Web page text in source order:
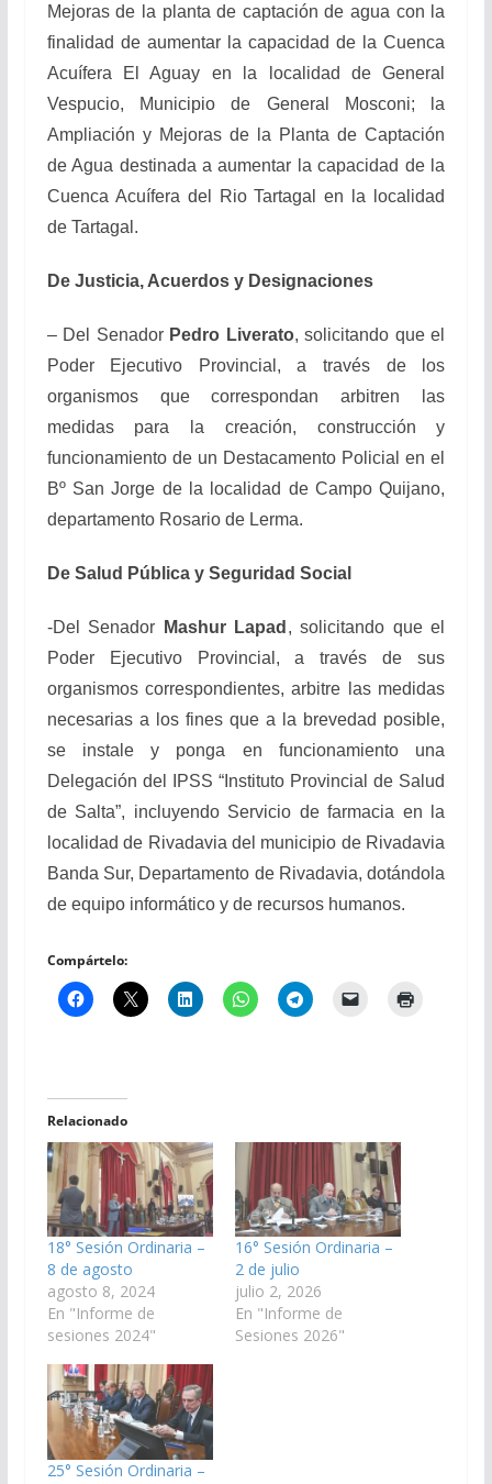
Mejoras de la planta de captación de agua con la
finalidad de aumentar la capacidad de la Cuenca
Acuífera El Aguay en la localidad de General
Vespucio, Municipio de General Mosconi; la
Ampliación y Mejoras de la Planta de Captación
de Agua destinada a aumentar la capacidad de la
Cuenca Acuífera del Rio Tartagal en la localidad
de Tartagal.
De Justicia, Acuerdos y Designaciones
– Del Senador Pedro Liverato, solicitando que el
Poder Ejecutivo Provincial, a través de los
organismos que correspondan arbitren las
medidas para la creación, construcción y
funcionamiento de un Destacamento Policial en el
Bº San Jorge de la localidad de Campo Quijano,
departamento Rosario de Lerma.
De Salud Pública y Seguridad Social
-Del Senador Mashur Lapad , solicitando que el
Poder Ejecutivo Provincial, a través de sus
organismos correspondientes, arbitre las medidas
necesarias a los fines que a la brevedad posible,
se instale y ponga en funcionamiento una
Delegación del IPSS “Instituto Provincial de Salud
de Salta”, incluyendo Servicio de farmacia en la
localidad de Rivadavia del municipio de Rivadavia
Banda Sur, Departamento de Rivadavia, dotándola
de equipo informático y de recursos humanos.
Compártelo:
Relacionado
18° Sesión Ordinaria –
8 de agosto
agosto 8, 2024
En "Informe de
sesiones 2024"
16° Sesión Ordinaria –
2 de julio
julio 2, 2026
En "Informe de
Sesiones 2026"
25° Sesión Ordinaria –